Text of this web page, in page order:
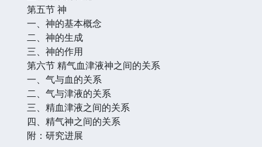
第五节 神
一、神的基本概念
二、神的生成
三、神的作用
第六节 精气血津液神之间的关系
一、气与血的关系
二、气与津液的关系
三、精血津液之间的关系
四、精气神之间的关系
附：研究进展